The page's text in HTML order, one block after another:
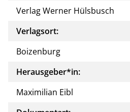
Verlag Werner Hülsbusch
Verlagsort:
Boizenburg
Herausgeber*in:
Maximilian Eibl